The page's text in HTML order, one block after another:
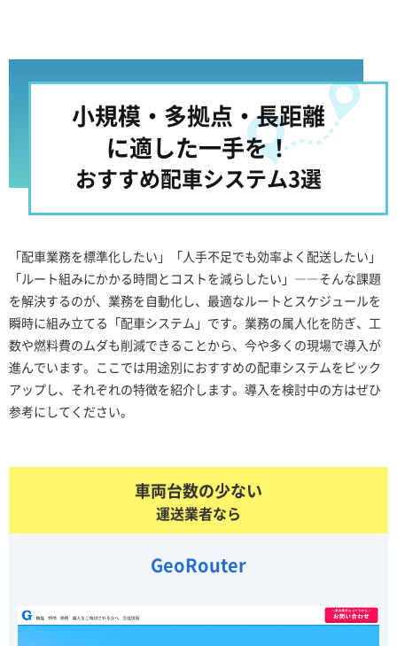
小規模・多拠点・長距離
に適した一手を！
おすすめ配車システム3選
「配車業務を標準化したい」「人手不足でも効率よく配送したい」
「ルート組みにかかる時間とコストを減らしたい」――そんな課題
を解決するのが、業務を自動化し、最適なルートとスケジュールを
瞬時に組み立てる「配車システム」です。業務の属人化を防ぎ、工
数や燃料費のムダも削減できることから、今や多くの現場で導入が
進んでいます。ここでは用途別におすすめの配車システムをピック
アップし、それぞれの特徴を紹介します。導入を検討中の方はぜひ
参考にしてください。
車両台数の少ない
運送業者なら
GeoRouter